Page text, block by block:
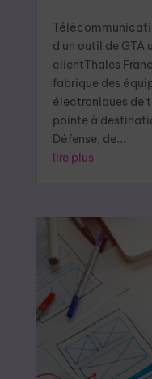
d'un outil de GTA
clientThales
fabrique des
électroniques de
pointe à
Défense, de...
lire plus